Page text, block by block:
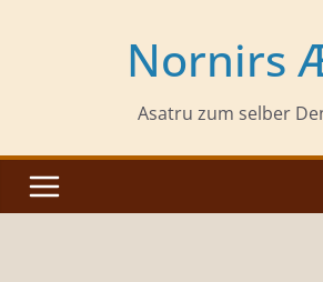
Nornirs
Asatru zum selber